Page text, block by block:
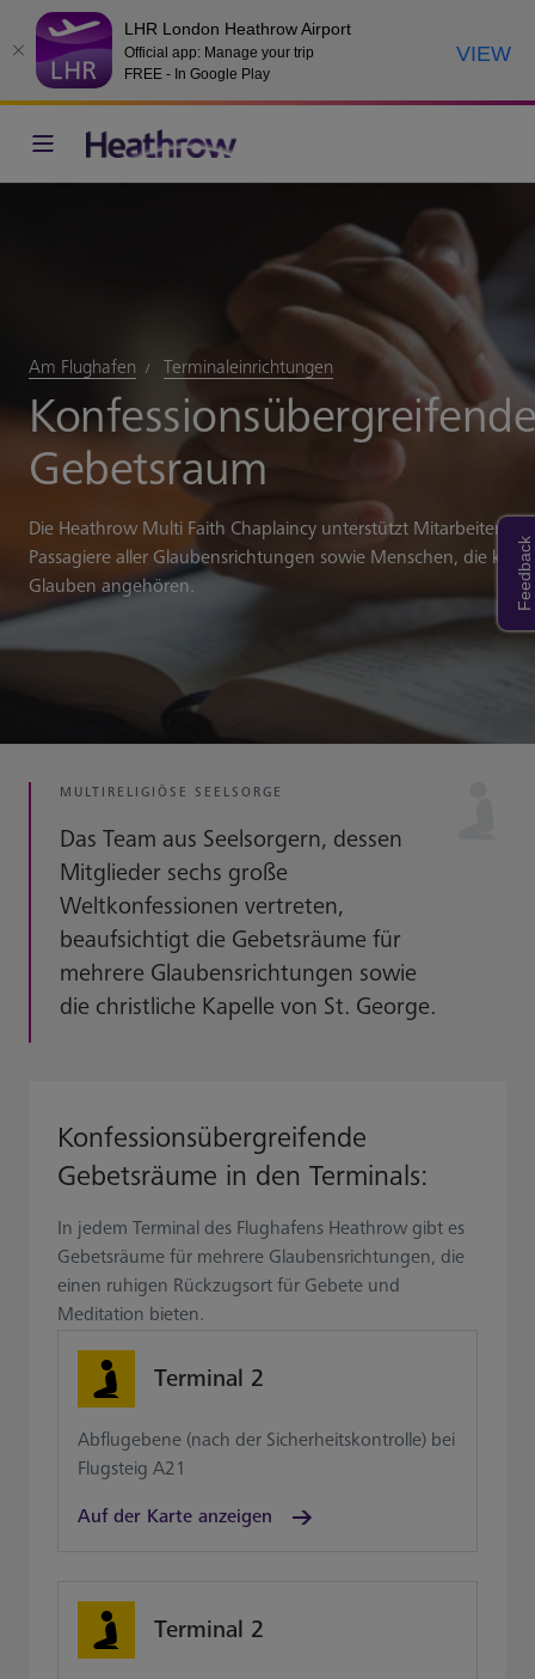
LHR London Heathrow Airport
Official app: Manage your trip
FREE - In Google Play
VIEW
Am Flughafen Terminaleinrichtungen
Gebetsraum
Die Heathrow Multi Faith Chaplaincy unterstützt Mitarbeiter
Passagiere aller Glaubensrichtungen sowie Menschen, die
Glauben angehören.
MULTIRELIGIÖSE SEELSORGE
Das Team aus Seelsorgern, dessen
Mitglieder sechs große
Weltkonfessionen vertreten,
beaufsichtigt die Gebetsräume für
mehrere Glaubensrichtungen sowie
die christliche Kapelle von St. George.
Konfessionsübergreifende
Gebetsräume in den Terminals:
In jedem Terminal des Flughafens Heathrow gibt es
Gebetsräume für mehrere Glaubensrichtungen, die
einen ruhigen Rückzugsort für Gebete und
Meditation bieten.
Terminal 2
Abflugebene (nach der Sicherheitskontrolle) bei
Flugsteig A21
Auf der Karte anzeigen
Terminal 2
Feedback